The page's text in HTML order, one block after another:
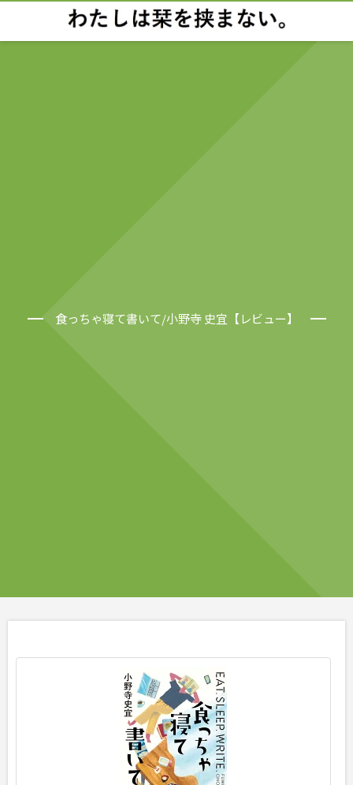
食っちゃ寝て書いて/小野寺 史宜【レビュー】